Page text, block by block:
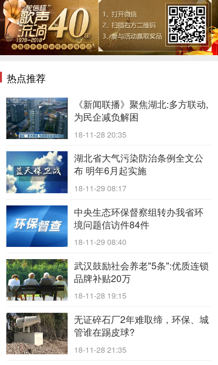
热点推荐
《新闻联播》聚焦湖北:多方联动,
为民企减负解困
18-11-28 20:35
湖北省大气污染防治条例全文公
布 明年6月起实施
18-11-29 08:17
中央生态环保督察组转办我省环
境问题信访件84件
18-11-29 08:40
武汉鼓励社会养老"5条":优质连锁
品牌补贴20万
18-11-28 19:15
无证碎石厂2年难取缔，环保、城
管谁在踢皮球?
18-11-28 21:35